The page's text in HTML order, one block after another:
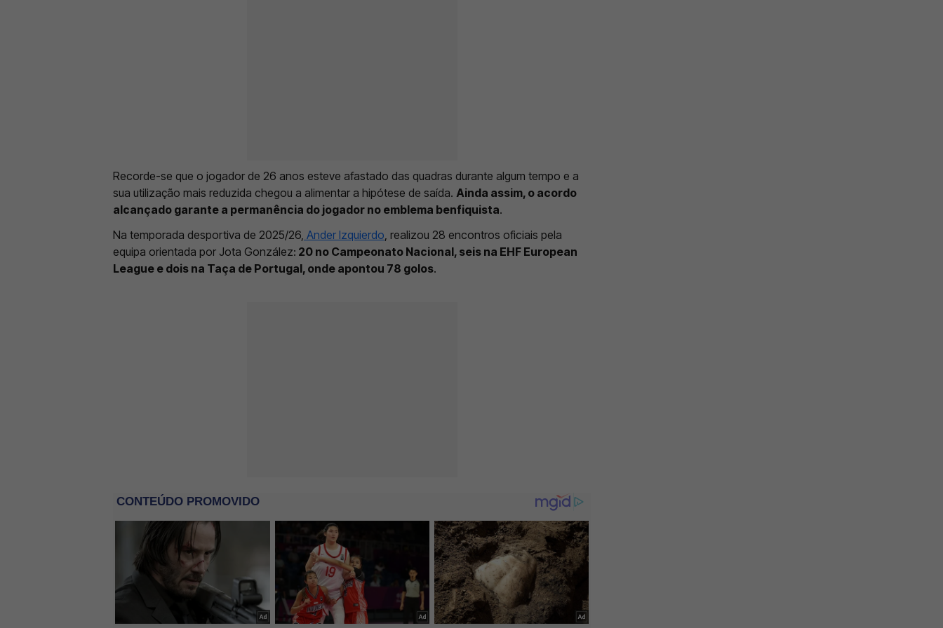
Recorde-se que o jogador de 26 anos esteve afastado das quadras durante algum tempo e a
sua utilização mais reduzida chegou a alimentar a hipótese de saída. Ainda assim, o acordo
alcançado garante a permanência do jogador no emblema benfiquista.
Na temporada desportiva de 2025/26, Ander Izquierdo, realizou 28 encontros oficiais pela
equipa orientada por Jota González: 20 no Campeonato Nacional, seis na EHF European
League e dois na Taça de Portugal, onde apontou 78 golos.